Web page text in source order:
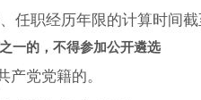
任职经历年限的计算时间
一的，不得参加公开遴选
产党党籍的。